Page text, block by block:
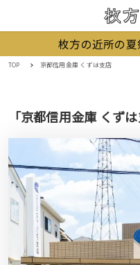
枚方の近所の
TOP 京都信用金庫 くずは支店
「京都信用金庫 くず